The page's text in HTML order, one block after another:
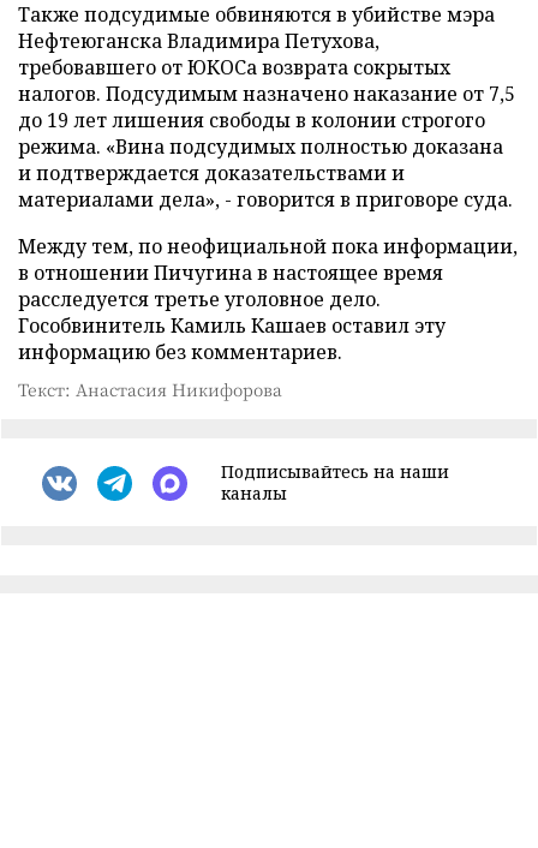
Также подсудимые обвиняются в убийстве мэра
Нефтеюганска Владимира Петухова,
требовавшего от ЮКОСа возврата сокрытых
налогов. Подсудимым назначено наказание от 7,5
до 19 лет лишения свободы в колонии строгого
режима. «Вина подсудимых полностью доказана
и подтверждается доказательствами и
материалами дела», - говорится в приговоре суда.
Между тем, по неофициальной пока информации,
в отношении Пичугина в настоящее время
расследуется третье уголовное дело.
Гособвинитель Камиль Кашаев оставил эту
информацию без комментариев.
Текст: Анастасия Никифорова
Подписывайтесь на наши
каналы